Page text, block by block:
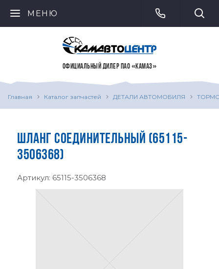
МЕНЮ
ОФИЦИАЛЬНЫЙ ДИЛЕР ПАО «КАМАЗ»
Главная Каталог запчастей ДЕТАЛИ АВТОМОБИЛЯ
ШЛАНГ СОЕДИНИТЕЛЬНЫЙ (65115-
3506368)
Артикул: 65115-3506368